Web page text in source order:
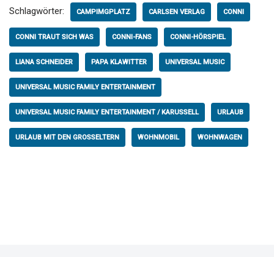
Schlagwörter: CAMPIMGPLATZ CARLSEN VERLAG CONNI
CONNI TRAUT SICH WAS CONNI-FANS CONNI-HÖRSPIEL
LIANA SCHNEIDER PAPA KLAWITTER UNIVERSAL MUSIC
UNIVERSAL MUSIC FAMILY ENTERTAINMENT
UNIVERSAL MUSIC FAMILY ENTERTAINMENT / KARUSSELL URLAUB
URLAUB MIT DEN GROSSELTERN WOHNMOBIL WOHNWAGEN